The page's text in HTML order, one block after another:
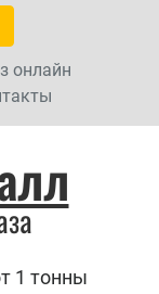
онлайн
1 тонны